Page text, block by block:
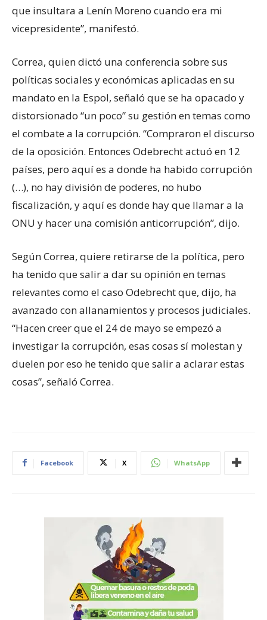
que insultara a Lenín Moreno cuando era mi
vicepresidente”, manifestó.
Correa, quien dictó una conferencia sobre sus
políticas sociales y económicas aplicadas en su
mandato en la Espol, señaló que se ha opacado y
distorsionado “un poco” su gestión en temas como
el combate a la corrupción. “Compraron el discurso
de la oposición. Entonces Odebrecht actuó en 12
países, pero aquí es a donde ha habido corrupción
(…), no hay división de poderes, no hubo
fiscalización, y aquí es donde hay que llamar a la
ONU y hacer una comisión anticorrupción”, dijo.
Según Correa, quiere retirarse de la política, pero
ha tenido que salir a dar su opinión en temas
relevantes como el caso Odebrecht que, dijo, ha
avanzado con allanamientos y procesos judiciales.
“Hacen creer que el 24 de mayo se empezó a
investigar la corrupción, esas cosas sí molestan y
duelen por eso he tenido que salir a aclarar estas
cosas”, señaló Correa.
Facebook X WhatsApp